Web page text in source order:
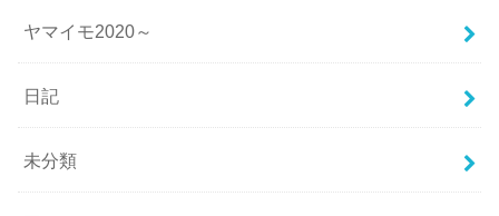
ヤマイモ2020～
日記
未分類